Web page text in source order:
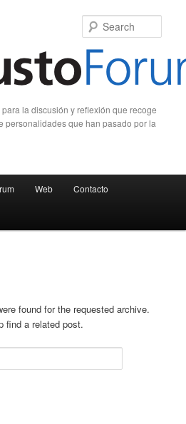
la discusión y reflexión que recoge
personalidades que han pasado por la
Web Contacto
found for the requested archive.
find a related post.